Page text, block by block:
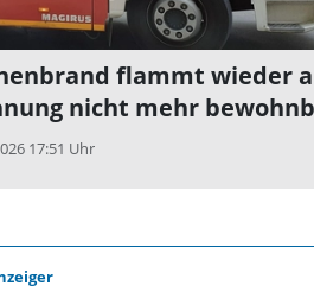
flammt wieder
nicht mehr
17:51 Uhr